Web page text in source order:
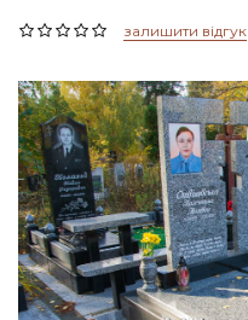
залишити відгук